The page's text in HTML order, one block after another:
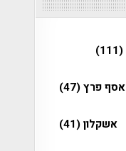
(111)
אסף פרץ(47)
אשקלון(41)